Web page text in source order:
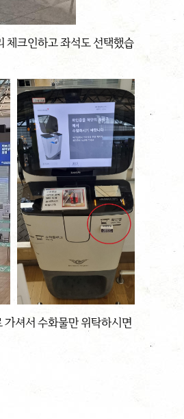
체크인하고 좌석도 선택했습
가셔서 수화물만 위탁하시면